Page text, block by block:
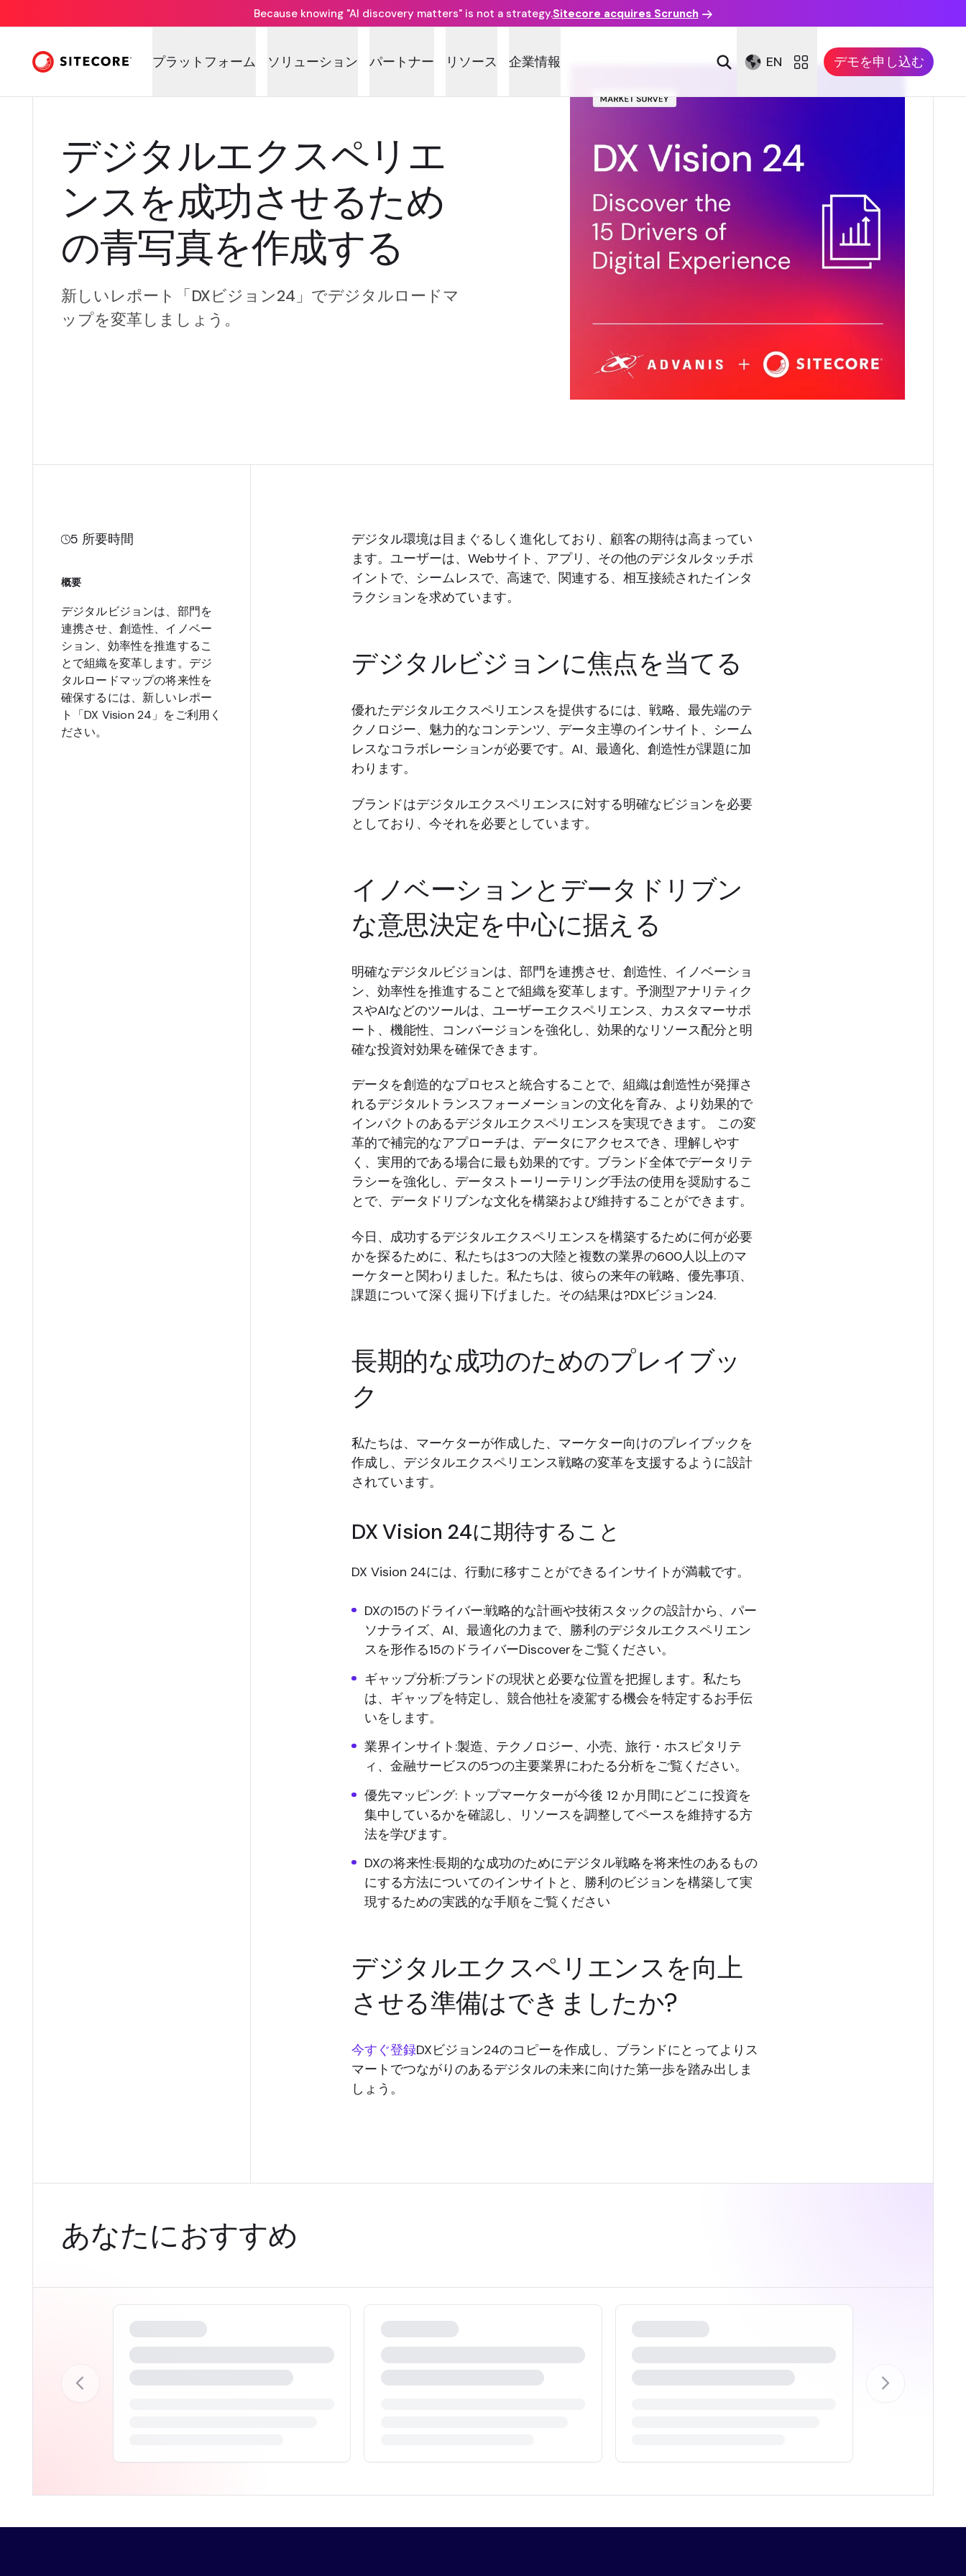
Because knowing "AI discovery matters" is not a strategy.Sitecore acquires Scrunch
プラットフォーム ソリューション パートナー リソース 企業情報 EN デモを申し込む
デジタルエクスペリエ
ンスを成功させるため
の青写真を作成する
新しいレポート「DXビジョン24」でデジタルロードマ
ップを変革しましょう。
5 所要時間
概要
デジタルビジョンは、部門を
連携させ、創造性、イノベー
ション、効率性を推進するこ
とで組織を変革します。デジ
タルロードマップの将来性を
確保するには、新しいレポー
ト「DX Vision 24」をご利用く
ださい。
デジタル環境は目まぐるしく進化しており、顧客の期待は高まってい
ます。ユーザーは、Webサイト、アプリ、その他のデジタルタッチポ
イントで、シームレスで、高速で、関連する、相互接続されたインタ
ラクションを求めています。
デジタルビジョンに焦点を当てる
優れたデジタルエクスペリエンスを提供するには、戦略、最先端のテ
クノロジー、魅力的なコンテンツ、データ主導のインサイト、シーム
レスなコラボレーションが必要です。AI、最適化、創造性が課題に加
わります。
ブランドはデジタルエクスペリエンスに対する明確なビジョンを必要
としており、今それを必要としています。
イノベーションとデータドリブン
な意思決定を中心に据える
明確なデジタルビジョンは、部門を連携させ、創造性、イノベーショ
ン、効率性を推進することで組織を変革します。予測型アナリティク
スやAIなどのツールは、ユーザーエクスペリエンス、カスタマーサポ
ート、機能性、コンバージョンを強化し、効果的なリソース配分と明
確な投資対効果を確保できます。
データを創造的なプロセスと統合することで、組織は創造性が発揮さ
れるデジタルトランスフォーメーションの文化を育み、より効果的で
インパクトのあるデジタルエクスペリエンスを実現できます。 この変
革的で補完的なアプローチは、データにアクセスでき、理解しやす
く、実用的である場合に最も効果的です。ブランド全体でデータリテ
ラシーを強化し、データストーリーテリング手法の使用を奨励するこ
とで、データドリブンな文化を構築および維持することができます。
今日、成功するデジタルエクスペリエンスを構築するために何が必要
かを探るために、私たちは3つの大陸と複数の業界の600人以上のマ
ーケターと関わりました。私たちは、彼らの来年の戦略、優先事項、
課題について深く掘り下げました。その結果は?DXビジョン24.
長期的な成功のためのプレイブッ
ク
私たちは、マーケターが作成した、マーケター向けのプレイブックを
作成し、デジタルエクスペリエンス戦略の変革を支援するように設計
されています。
DX Vision 24に期待すること
DX Vision 24には、行動に移すことができるインサイトが満載です。
DXの15のドライバー:戦略的な計画や技術スタックの設計から、パー
ソナライズ、AI、最適化の力まで、勝利のデジタルエクスペリエン
スを形作る15のドライバーDiscoverをご覧ください。
ギャップ分析:ブランドの現状と必要な位置を把握します。私たち
は、ギャップを特定し、競合他社を凌駕する機会を特定するお手伝
いをします。
業界インサイト:製造、テクノロジー、小売、旅行・ホスピタリテ
ィ、金融サービスの5つの主要業界にわたる分析をご覧ください。
優先マッピング: トップマーケターが今後 12 か月間にどこに投資を
集中しているかを確認し、リソースを調整してペースを維持する方
法を学びます。
DXの将来性:長期的な成功のためにデジタル戦略を将来性のあるもの
にする方法についてのインサイトと、勝利のビジョンを構築して実
現するための実践的な手順をご覧ください
デジタルエクスペリエンスを向上
させる準備はできましたか?
今すぐ登録DXビジョン24のコピーを作成し、ブランドにとってよりス
マートでつながりのあるデジタルの未来に向けた第一歩を踏み出しま
しょう。
あなたにおすすめ